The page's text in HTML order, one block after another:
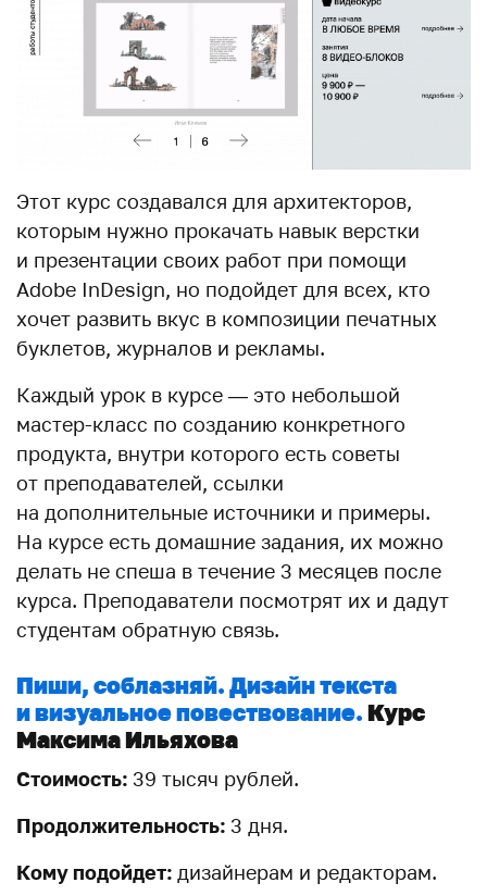
Этот курс создавался для архитекторов,
которым нужно прокачать навык верстки
и презентации своих работ при помощи
Adobe InDesign, но подойдет для всех, кто
хочет развить вкус в композиции печатных
буклетов, журналов и рекламы.
Каждый урок в курсе — это небольшой
мастер-класс по созданию конкретного
продукта, внутри которого есть советы
от преподавателей, ссылки
на дополнительные источники и примеры.
На курсе есть домашние задания, их можно
делать не спеша в течение 3 месяцев после
курса. Преподаватели посмотрят их и дадут
студентам обратную связь.
Пиши, соблазняй. Дизайн текста
и визуальное повествование.Курс
Максима Ильяхова
Стоимость: 39 тысяч рублей.
Продолжительность: 3 дня.
Кому подойдет: дизайнерам и редакторам.